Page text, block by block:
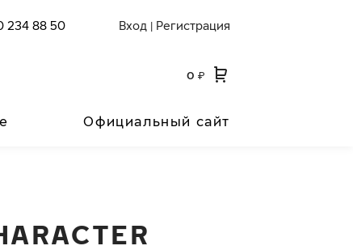
234 88 50 Вход Регистрация
0 ₽
Официальный сайт